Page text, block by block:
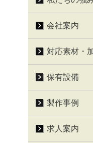
会社案内
対応素材・
保有設備
製作事例
求人案内